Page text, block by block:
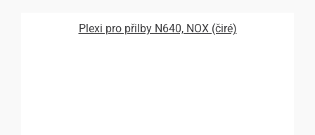
Plexi pro přilby N640, NOX (čiré)